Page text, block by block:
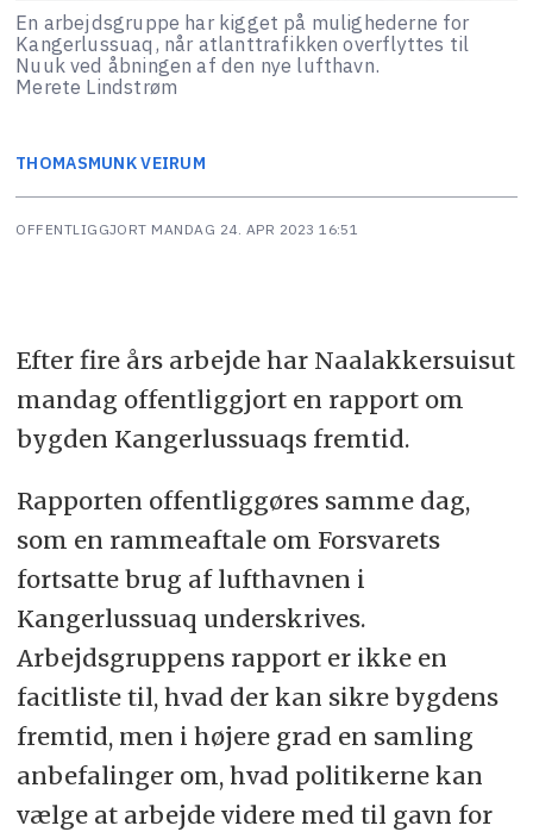
En arbejdsgruppe har kigget på mulighederne for
Kangerlussuaq, når atlanttrafikken overflyttes til
Nuuk ved åbningen af den nye lufthavn.
Merete Lindstrøm
THOMASMUNK VEIRUM
OFFENTLIGGJORT MANDAG 24. APR 2023 16:51
Efter fire års arbejde har Naalakkersuisut
mandag offentliggjort en rapport om
bygden Kangerlussuaqs fremtid.
Rapporten offentliggøres samme dag,
som en rammeaftale om Forsvarets
fortsatte brug af lufthavnen i
Kangerlussuaq underskrives.
Arbejdsgruppens rapport er ikke en
facitliste til, hvad der kan sikre bygdens
fremtid, men i højere grad en samling
anbefalinger om, hvad politikerne kan
vælge at arbejde videre med til gavn for